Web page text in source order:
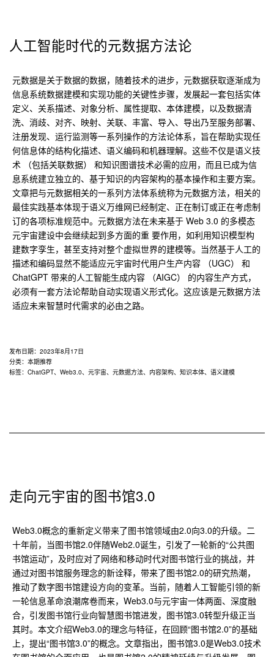
人工智能时代的元数据方法论
元数据是关于数据的数据，随着技术的进步，元数据获取逐渐成为
信息系统数据建模和实现功能的关键性步骤，发展起一套包括实体
定义、关系描述、对象分析、属性提取、本体建模，以及数据清
洗、消歧、对齐、映射、关联、丰富、导入、导出乃至服务部署、
注册发现、运行监测等一系列操作的方法论体系，旨在帮助实现任
何信息体的结构化描述、语义编码和机器理解。这些不仅是语义技
术 （包括关联数据） 和知识图谱技术必需的应用，而且已成为信
息系统建立独立的、基于知识的内容架构的基本操作和主要方案。
文章把与元数据相关的一系列方法体系统称为元数据方法，相关的
最佳实践基本体现于语义万维网已经制定、正在制订或正在考虑制
订的各项标准规范中。元数据方法在未来基于 Web 3.0 的多模态
元宇宙建设中会继续起到多方面的重 要作用，如利用知识模型构
建数字孪生，甚至支持对整个虚拟世界的建模等。当然基于人工的
描述和编码显然不能适应元宇宙时代用户生产内容 （UGC） 和
ChatGPT 带来的人工智能生成内容 （AIGC） 的内容生产方式，
必须有一套方法论帮助自动实现语义形式化。这应该是元数据方法
适应未来智慧时代需求的必由之路。
发布日期： 2023年8月17日
分类： 本期推荐
标签： ChatGPT、 Web3.0、 元宇宙、 元数据方法、 内容架构、 知识本体、 语义建模
走向元宇宙的图书馆3.0
Web3.0概念的重新定义带来了图书馆领域由2.0向3.0的升级。二
十年前，当图书馆2.0伴随Web2.0诞生，引发了一轮新的“公共图
书馆运动”，及时应对了网络和移动时代对图书馆行业的挑战，并
通过对图书馆服务理念的新诠释，带来了图书馆2.0的研究热潮，
推动了数字图书馆建设方向的变革。当前，随着人工智能引领的新
一轮信息革命浪潮席卷而来，Web3.0与元宇宙一体两面、深度融
合，引发图书馆行业向智慧图书馆进发，图书馆3.0转型升级正当
其时。本文介绍Web3.0的理念与特征，在回顾“图书馆2.0”的基础
上，提出“图书馆3.0”的概念。文章指出，图书馆3.0是Web3.0技术